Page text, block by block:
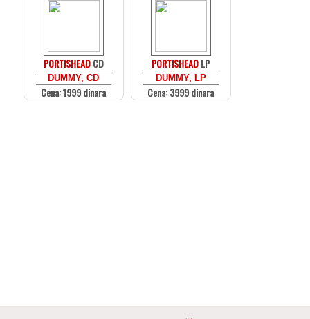
PORTISHEADCD
DUMMY, CD
Cena: 1999 dinara
PORTISHEADLP
DUMMY, LP
Cena: 3999 dinara